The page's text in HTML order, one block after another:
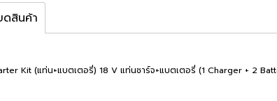
ดสินค้า
Kit (แท่น+แบตเตอรี่) 18 V แท่นชาร์จ+แบตเตอรี่ (1 Charger + 2